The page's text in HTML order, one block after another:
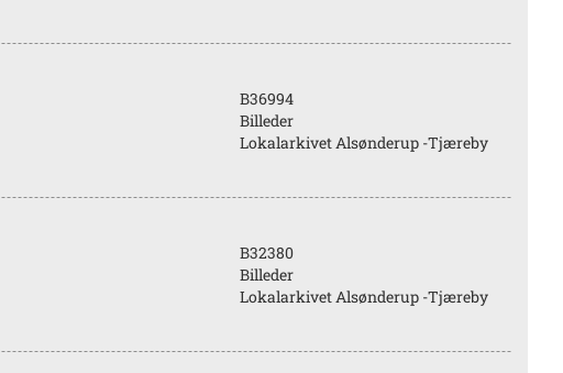
B36994
Billeder
Lokalarkivet Alsønderup -Tjæreby
B32380
Billeder
Lokalarkivet Alsønderup -Tjæreby